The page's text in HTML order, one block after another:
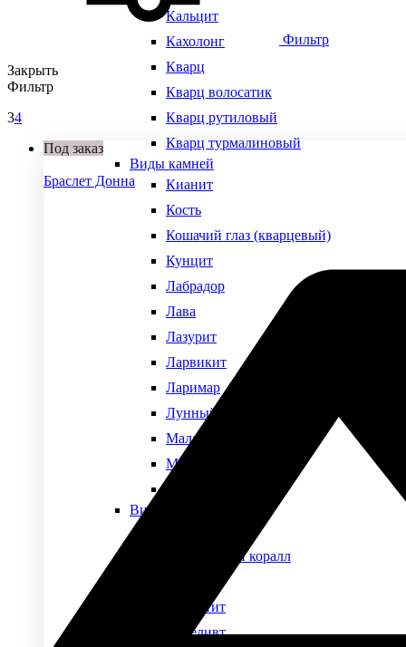
Кальцит
Кахолонг
Кварц
Кварц волосатик
Кварц рутиловый
Кварц турмалиновый
Виды камней
Кианит
Кость
Кошачий глаз (кварцевый)
Кунцит
Лабрадор
Лава
Лазурит
Ларвикит
Ларимар
Лунный камень
Малахит
Моховой агат
Виды камней
Окаменелый коралл
Пегматит
Переливт
Фильтр
Закрыть
Фильтр
34
Под заказ
Браслет Донна